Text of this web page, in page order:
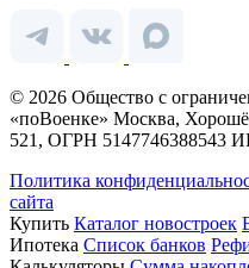
© 2026 Общество с
«поВоенке» Москва,
521, ОГРН 5147746388543
Политика
сайта
Купить Каталог новостроек
Ипотека Список банков